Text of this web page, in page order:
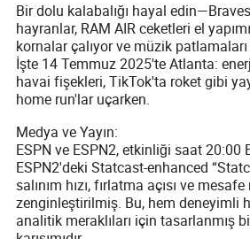
Bir dolu kalabalığı hayal
hayranlar, RAM AIR ceketleri el
kornalar çalıyor ve müzik patlamaları
İşte 14 Temmuz 2025'te Atlanta:
havai fişekleri, TikTok'ta roket gibi
home run'lar uçarken.
Medya ve Yayın:
ESPN ve ESPN2, etkinliği saat 20:00
ESPN2'deki Statcast-enhanced
salınım hızı, fırlatma açısı ve
zenginleştirilmiş. Bu, hem deneyimli
analitik meraklıları için tasarlanmış